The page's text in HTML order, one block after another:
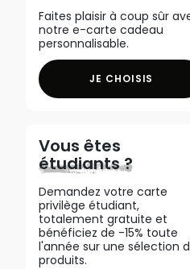
Faites plaisir à coup sûr
notre e-carte cadeau
personnalisable.
JE CHOISIS
Vous êtes
étudiants ?
Demandez votre carte
privilège étudiant,
totalement gratuite et
bénéficiez de -15% toute
l'année sur une sélection
produits.